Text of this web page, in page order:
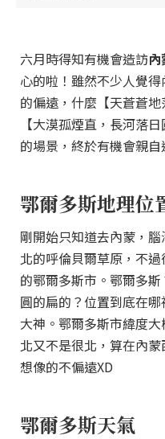
六月時得知有機會造訪
心的啦！雖然不少人覺
的偏遠，什麼【天蒼蒼
【大漠孤煙直，長河落
的場景，終於有機會親
鄂爾多斯地理位
剛開始只知道去內蒙，
北的呼倫貝爾草原，不
的鄂爾多斯市。鄂爾多
圓的扁的？位置到底在
大神。鄂爾多斯市緯度
北又不是很北，算在內
想像的不偏遠XD
鄂爾多斯天氣